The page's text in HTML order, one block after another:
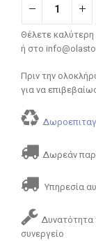
Θέλετε καλύτερη
ή στο
Πριν την
για να
Δωρεάν
Υπηρεσία
Δυνατότητα
συνεργείο